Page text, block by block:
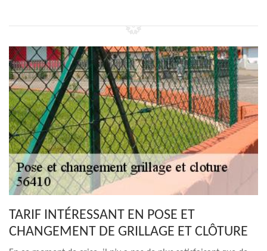
TARIF INTÉRESSANT EN POSE ET
CHANGEMENT DE GRILLAGE ET CLÔTURE